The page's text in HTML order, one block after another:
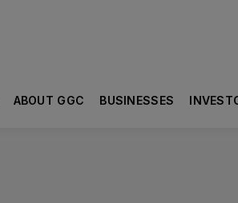
ABOUT GGC BUSINESSES